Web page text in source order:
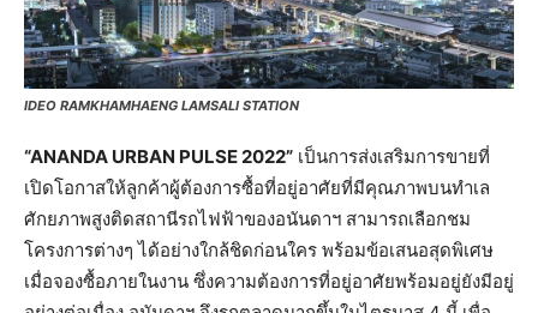
IDEO RAMKHAMHAENG LAMSALI STATION
“ANANDA URBAN PULSE 2022” เป็นการส่งเสริมการขายที่
เปิดโอกาสให้ลูกค้าผู้ต้องการซื้อที่อยู่อาศัยที่มีคุณภาพบนทำเล
ศักยภาพสูงติดสถานีรถไฟฟ้าของอนันดาฯ สามารถเลือกชม
โครงการต่างๆ ได้อย่างใกล้ชิดก่อนใคร พร้อมข้อเสนอสุดพิเศษ
เมื่อจองซื้อภายในงาน ซึ่งความต้องการที่อยู่อาศัยพร้อมอยู่ยังมีอยู่